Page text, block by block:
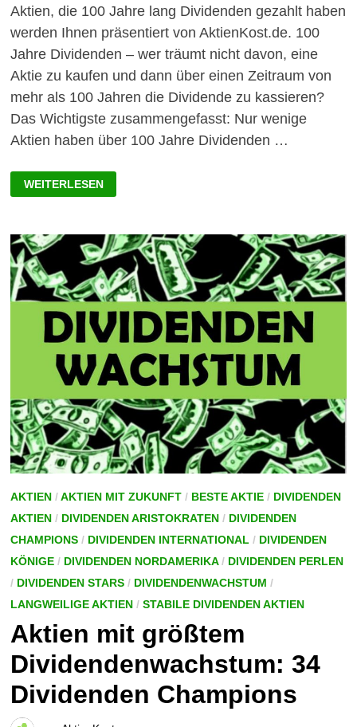
Aktien, die 100 Jahre lang Dividenden gezahlt haben
werden Ihnen präsentiert von AktienKost.de. 100
Jahre Dividenden – wer träumt nicht davon, eine
Aktie zu kaufen und dann über einen Zeitraum von
mehr als 100 Jahren die Dividende zu kassieren?
Das Wichtigste zusammengefasst: Nur wenige
Aktien haben über 100 Jahre Dividenden …
100
JAHRE
DIVIDENDEN:
DIE
AM
LÄNGSTEN
GEZAHLT
HABEN
WEITERLESEN
AKTIEN/AKTIEN MIT ZUKUNFT/ BESTE AKTIE/ DIVIDENDEN
AKTIEN/ DIVIDENDEN ARISTOKRATEN/ DIVIDENDEN
CHAMPIONS/ DIVIDENDEN INTERNATIONAL/ DIVIDENDEN
KÖNIGE/ DIVIDENDEN NORDAMERIKA/ DIVIDENDEN PERLEN
/ DIVIDENDEN STARS/ DIVIDENDENWACHSTUM /
LANGWEILIGE AKTIEN/ STABILE DIVIDENDEN AKTIEN
Aktien mit größtem
Dividendenwachstum: 34
Dividenden Champions